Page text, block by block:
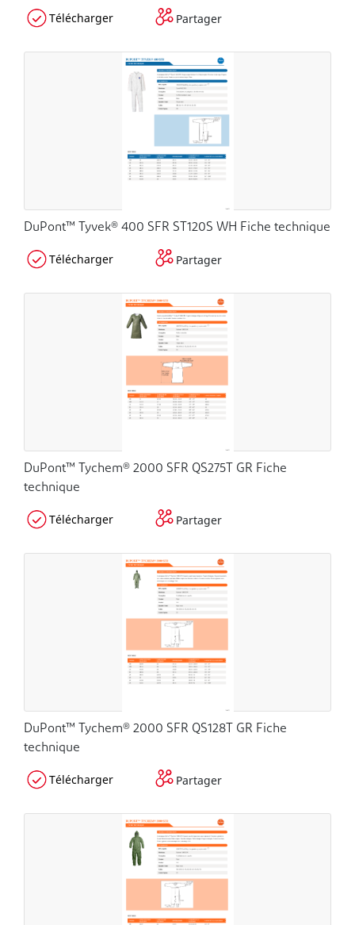
Télécharger Partager
DuPont™ Tyvek® 400 SFR ST120S WH Fiche technique
Télécharger Partager
DuPont™ Tychem® 2000 SFR QS275T GR Fiche
technique
Télécharger Partager
DuPont™ Tychem® 2000 SFR QS128T GR Fiche
technique
Télécharger Partager